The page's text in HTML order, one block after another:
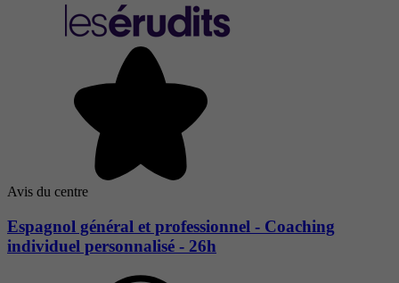
Avis du centre
Espagnol général et professionnel - Coaching
individuel personnalisé - 26h